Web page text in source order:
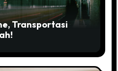
Transportasi